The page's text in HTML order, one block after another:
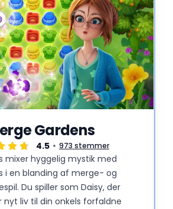
Gardens
4.5 973 stemmer
mixer hyggelig mystik med
i en blanding af merge- og
Du spiller som Daisy, der
nyt liv til din onkels forfaldne